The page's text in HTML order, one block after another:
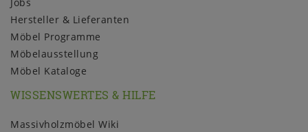
Hersteller & Lieferanten
Möbel Programme
Möbelausstellung
Möbel Kataloge
WISSENSWERTES & HILFE
Massivholzmöbel Wiki